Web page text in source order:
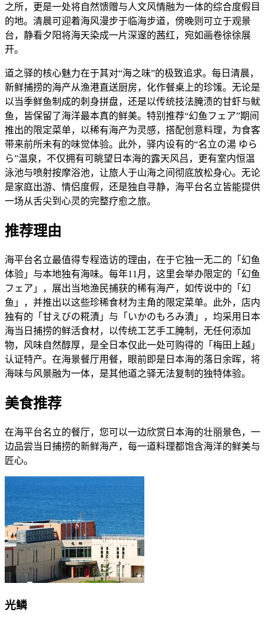
之所，更是一处将自然馈赠与人文风情融为一体的综合度假目
的地。清晨可迎着海风漫步于临海步道，傍晚则可立于观景
台，静看夕阳将海天染成一片深邃的茜红，宛如画卷徐徐展
开。
道之驿的核心魅力在于其对“海之味”的极致追求。每日清晨，
新鲜捕捞的海产从渔港直送厨房，化作餐桌上的珍馐。无论是
以当季鲜鱼制成的刺身拼盘，还是以传统技法腌渍的甘虾与鱿
鱼，皆保留了海洋最本真的鲜美。特别推荐“幻鱼フェア”期间
推出的限定菜单，以稀有海产为灵感，搭配创意料理，为食客
带来前所未有的味觉体验。此外，驿内设有的“名立の湯 ゆら
ら”温泉，不仅拥有可眺望日本海的露天风吕，更有室内恒温
泳池与喷射按摩浴池，让旅人于山海之间彻底放松身心。无论
是家庭出游、情侣度假，还是独自寻静，海平台名立皆能提供
一场从舌尖到心灵的完整疗愈之旅。
推荐理由
海平台名立最值得专程造访的理由，在于它独一无二的「幻鱼
体验」与本地独有海味。每年11月，这里会举办限定的「幻鱼
フェア」，展出当地渔民捕获的稀有海产，如传说中的「幻
鱼」，并推出以这些珍稀食材为主角的限定菜单。此外，店内
独有的「甘えびの糀漬」与「いかのもろみ漬」，均采用日本
海当日捕捞的鲜活食材，以传统工艺手工腌制，无任何添加
物，风味自然醇厚，是全日本仅此一处可购得的「梅田上越」
认证特产。在海景餐厅用餐，眼前即是日本海的落日余晖，将
海味与风景融为一体，是其他道之驿无法复制的独特体验。
美食推荐
在海平台名立的餐厅，您可以一边欣赏日本海的壮丽景色，一
边品尝当日捕捞的新鲜海产，每一道料理都饱含海洋的鲜美与
匠心。
光鳞